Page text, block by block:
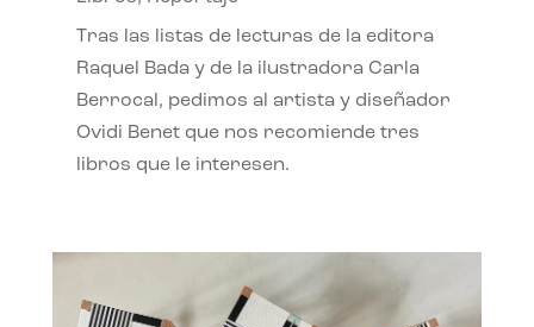
Tras las listas de lecturas de la editora
Raquel Bada y de la ilustradora Carla
Berrocal, pedimos al artista y diseñador
Ovidi Benet que nos recomiende tres
libros que le interesen.